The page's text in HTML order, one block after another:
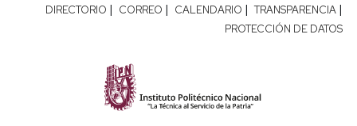
DIRECTORIO | CORREO | CALENDARIO | TRANSPARENCIA |
PROTECCIÓN DE DATOS